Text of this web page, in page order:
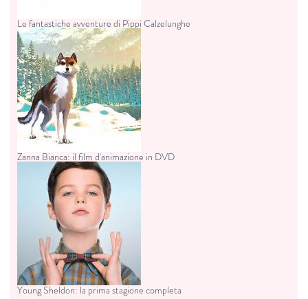
Le fantastiche avventure di Pippi Calzelunghe
Zanna Bianca: il film d'animazione in DVD
Young Sheldon: la prima stagione completa